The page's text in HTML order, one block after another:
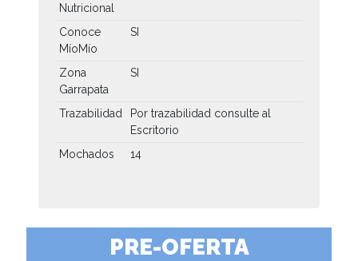
Nutricional
Conoce
MíoMío
SI
Zona
Garrapata
SI
Trazabilidad
Por trazabilidad consulte al
Escritorio
Mochados
14
PRE-OFERTA